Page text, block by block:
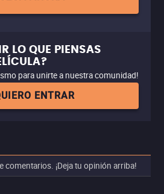
LO QUE PIENSAS
para unirte a nuestra comunidad!
ENTRAR
comentarios. ¡Deja tu opinión arriba!